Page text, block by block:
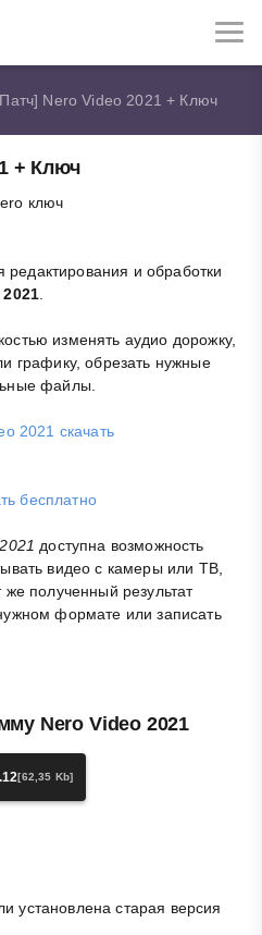
Nero Video 2021 + Ключ
+ Ключ
и обработки
изменять аудио дорожку,
графику, обрезать нужные
файлы.
доступна возможность
видео с камеры или ТВ,
полученный результат
формате или записать
Nero Video 2021
[62,35 Kb]
установлена старая версия